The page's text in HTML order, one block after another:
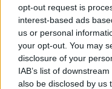
opt-out request is
interest-based ads
us or personal
your opt-out. You may
disclosure of your
IAB’s list of
also be disclosed by us
Βρετανία: Η
έρευνας για τον Έπστιν
23:49
ΗΠΑ: Ο Ζούκερμπεργκ
κυβέρνηση της Ινδίας